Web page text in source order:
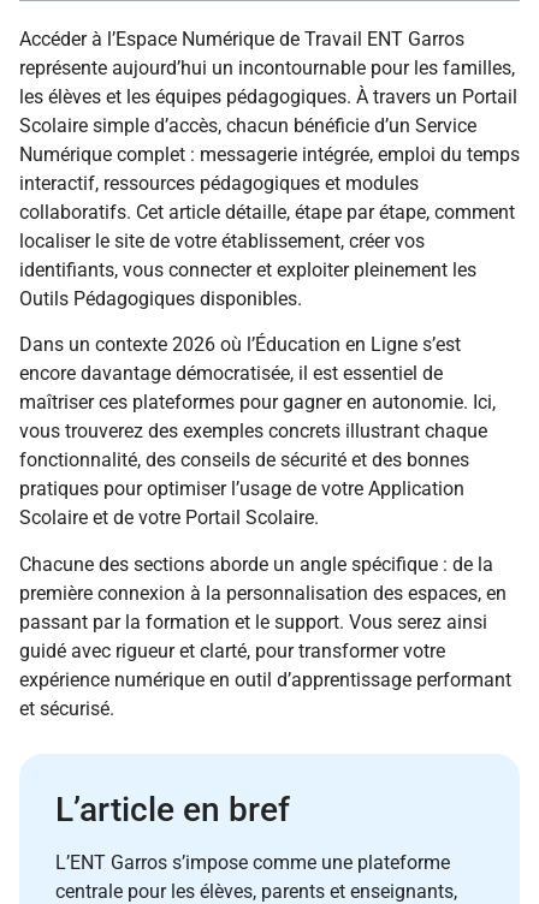
Accéder à l’Espace Numérique de Travail ENT Garros
représente aujourd’hui un incontournable pour les familles,
les élèves et les équipes pédagogiques. À travers un Portail
Scolaire simple d’accès, chacun bénéficie d’un Service
Numérique complet : messagerie intégrée, emploi du temps
interactif, ressources pédagogiques et modules
collaboratifs. Cet article détaille, étape par étape, comment
localiser le site de votre établissement, créer vos
identifiants, vous connecter et exploiter pleinement les
Outils Pédagogiques disponibles.
Dans un contexte 2026 où l’Éducation en Ligne s’est
encore davantage démocratisée, il est essentiel de
maîtriser ces plateformes pour gagner en autonomie. Ici,
vous trouverez des exemples concrets illustrant chaque
fonctionnalité, des conseils de sécurité et des bonnes
pratiques pour optimiser l’usage de votre Application
Scolaire et de votre Portail Scolaire.
Chacune des sections aborde un angle spécifique : de la
première connexion à la personnalisation des espaces, en
passant par la formation et le support. Vous serez ainsi
guidé avec rigueur et clarté, pour transformer votre
expérience numérique en outil d’apprentissage performant
et sécurisé.
L’article en bref
L’ENT Garros s’impose comme une plateforme
centrale pour les élèves, parents et enseignants,